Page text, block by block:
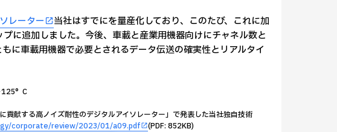
レーター
当社はすでにを量産化しており、このたび、これに加
に追加しました。今後、車載と産業用機器向けにチャネル数と
に車載用機器で必要とされるデータ伝送の確実性とリアルタイ
125°C
献する高ノイズ耐性のデジタルアイソレーター」で発表した当社独自技術
corporate/review/2023/01/a09.pdf
(PDF: 852KB)